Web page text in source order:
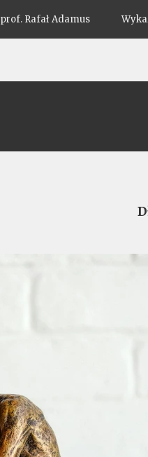
prof. Rafał Adamus